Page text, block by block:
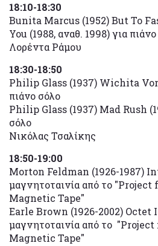
18:10-18:30
Bunita Marcus (1952) But To
You (1988, αναθ. 1998) για
Λορέντα Ράμου
18:30-18:50
Philip Glass (1937) Wichita
πιάνο σόλο
Philip Glass (1937) Mad Rush
σόλο
Νικόλας Τσαλίκης
18:50-19:00
Morton Feldman (1926-1987)
μαγνητοταινία από το
Magnetic Tape"
Earle Brown (1926-2002) Octet I
μαγνητοταινία από το
Magnetic Tape"